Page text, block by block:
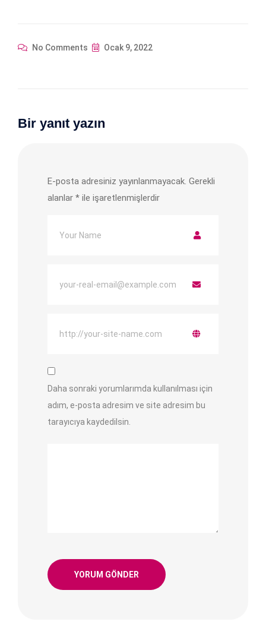
No Comments Ocak 9, 2022
Bir yanıt yazın
E-posta adresiniz yayınlanmayacak. Gerekli
alanlar * ile işaretlenmişlerdir
Daha sonraki yorumlarımda kullanılması için
adım, e-posta adresim ve site adresim bu
tarayıcıya kaydedilsin.